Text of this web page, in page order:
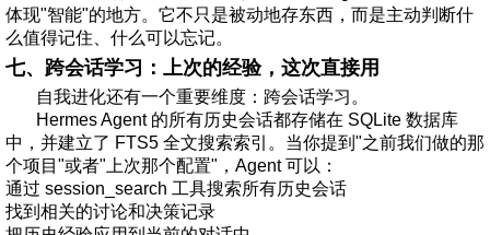
体现"智能"的地方。它不只是被动地存东西，而是主动判断什
么值得记住、什么可以忘记。
七、跨会话学习：上次的经验，这次直接用
自我进化还有一个重要维度：跨会话学习。
Hermes Agent 的所有历史会话都存储在 SQLite 数据库
中，并建立了 FTS5 全文搜索索引。当你提到"之前我们做的那
个项目"或者"上次那个配置"，Agent 可以：
通过 session_search 工具搜索所有历史会话
找到相关的讨论和决策记录